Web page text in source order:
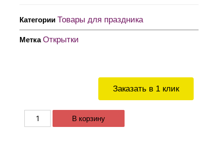
Заказать в 1 клик
В корзину
Категории Товары для праздника
Метка Открытки